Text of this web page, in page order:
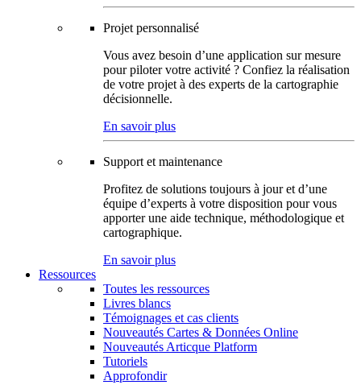
Projet personnalisé
Vous avez besoin d’une application sur mesure
pour piloter votre activité ? Confiez la réalisation
de votre projet à des experts de la cartographie
décisionnelle.
En savoir plus
Support et maintenance
Profitez de solutions toujours à jour et d’une
équipe d’experts à votre disposition pour vous
apporter une aide technique, méthodologique et
cartographique.
En savoir plus
Ressources
Toutes les ressources
Livres blancs
Témoignages et cas clients
Nouveautés Cartes & Données Online
Nouveautés Articque Platform
Tutoriels
Approfondir